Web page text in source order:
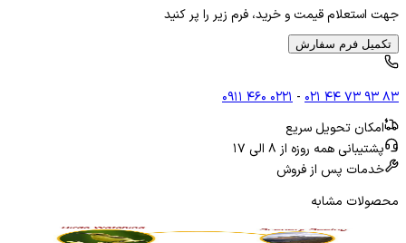
جهت استعلام قیمت و خرید، فرم زیر را پر کنید
تکمیل فرم سفارش
۰۲۱ ۴۴ ۷۳ ۹۳ ۸۳ - ۰۹۱۱ ۴۶۰ ۰۲۲۱
امکان تحویل سریع
پشتیبانی همه روزه از ۸ الی ۱۷
خدمات پس از فروش
محصولات مشابه